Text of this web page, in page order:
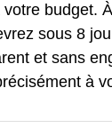
budget.
sous 8
et sans
à